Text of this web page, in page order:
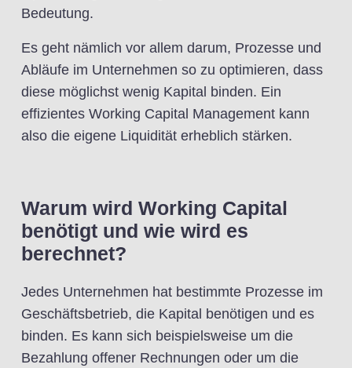
Bedeutung.
Es geht nämlich vor allem darum, Prozesse und
Abläufe im Unternehmen so zu optimieren, dass
diese möglichst wenig Kapital binden. Ein
effizientes Working Capital Management kann
also die eigene Liquidität erheblich stärken.
Warum wird Working Capital
benötigt und wie wird es
berechnet?
Jedes Unternehmen hat bestimmte Prozesse im
Geschäftsbetrieb, die Kapital benötigen und es
binden. Es kann sich beispielsweise um die
Bezahlung offener Rechnungen oder um die